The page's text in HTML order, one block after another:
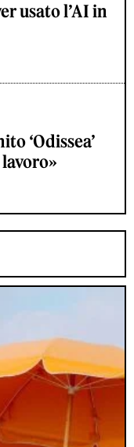
usato l’AI in
‘Odissea’